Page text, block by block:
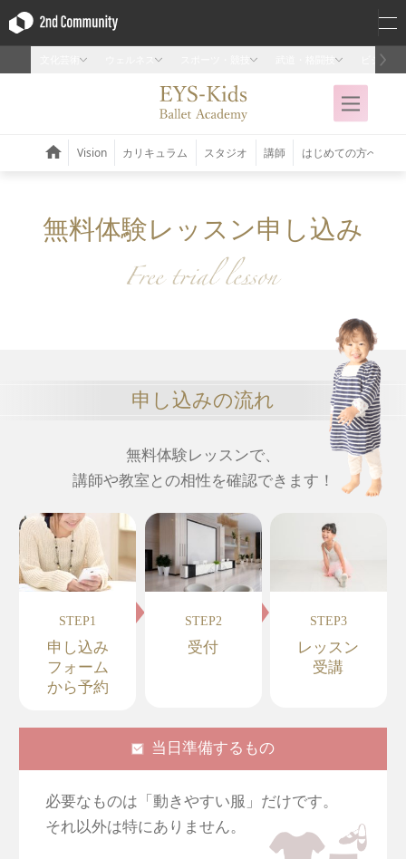
無料体験レッスン申し込み
申し込みの流れ
無料体験レッスンで、
講師や教室との相性を確認できます！
STEP1
申し込み
フォーム
から予約
STEP2
受付
STEP3
レッスン
受講
当日準備するもの
必要なものは「動きやすい服」だけです。
それ以外は特にありません。